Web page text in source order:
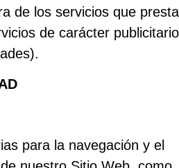
de los servicios que presta
de carácter publicitario
para la navegación y el